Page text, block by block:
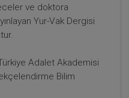
Hukuku
ve doktora
Yur-Vak Dergisi
Adalet Akademisi
Bilim